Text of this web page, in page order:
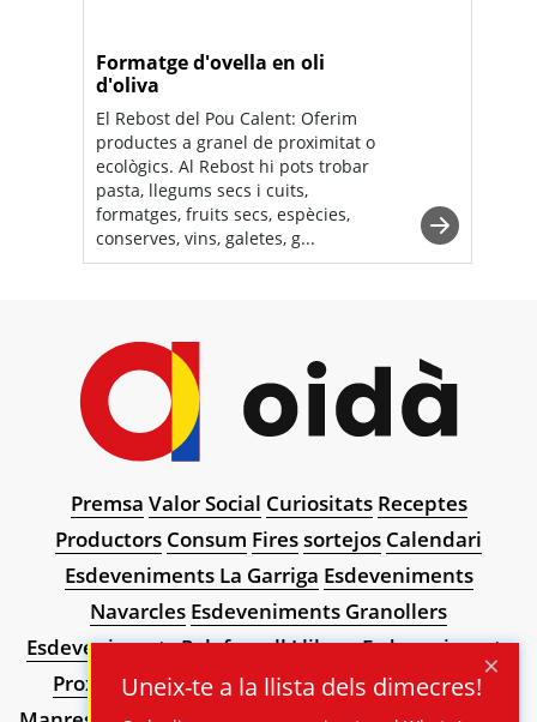
Formatge d'ovella en oli
d'oliva
El Rebost del Pou Calent: Oferim
productes a granel de proximitat o
ecològics. Al Rebost hi pots trobar
pasta, llegums secs i cuits,
formatges, fruits secs, espècies,
conserves, vins, galetes, g...
Premsa Valor Social Curiositats Receptes
Productors Consum Firessortejos Calendari
Esdeveniments La Garriga Esdeveniments
Navarcles Esdeveniments Granollers
Esdeveniments PalafrugellLlibresEsdeveniments
ProximitatArt de proximitat Esdeveniments
Uneix-te a la llista dels dimecres!
×